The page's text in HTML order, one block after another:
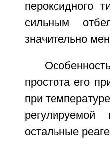
пероксидного
сильным
значительно
простота его
при
остальные